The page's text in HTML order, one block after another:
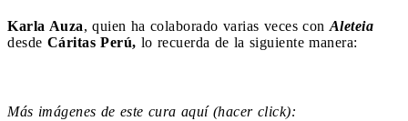
Karla Auza, quien ha colaborado varias veces con Aleteia
desde Cáritas Perú, lo recuerda de la siguiente manera:
Más imágenes de este cura aquí (hacer click):